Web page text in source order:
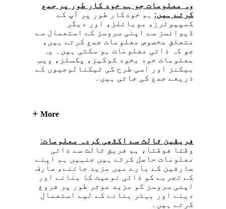
وہ معلومات جو ہم خود کار طور پر جمع
کرتے ہیں: ہم خودکار طور پر آپ کے
کمپیوٹرز، موبائلز، اور دیگر
ڈیوائسز سے اپنی سروسز کے استعمال سے
متعلق مخصوص معلومات جمع کرتے ہیں،
جو کہ ذاتی معلومات ہو سکتی ہیں۔ یہ
معلومات خود بخود کوکیز، پکسلز، ویب
بیکنز اور اسی طرح کی ٹیکنالوجیوں کے
ذریعے جمع کی جاتی ہیں۔
More
فریقین ثالث سے اکٹھی کردہ معلومات:
وقتا فوقتا، ہم فریق ثالث سے ذاتی
معلومات حاصل کرتے ہیں جنہیں ہم اپنے
صارفین کے بارے میں مزید جاننے، صارف
کے تجربے کو ذاتی نوعیت کا بنانے اور
اپنی سروسز کو مزید موثر طور پر فروغ
دینے اور بہتر بنانے کے لیے استعمال
کرتے ہیں۔